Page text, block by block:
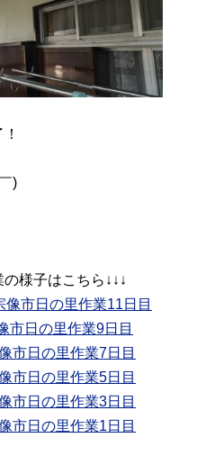
)
市日の里作業9日目
市日の里作業7日目
市日の里作業3日目
市日の里作業1日目